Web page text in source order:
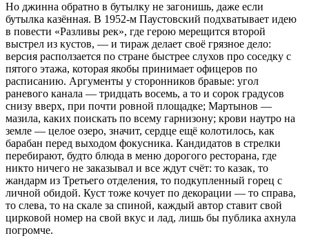
Но джинна обратно в бутылку не загонишь, даже если
бутылка казённая. В 1952-м Паустовский подхватывает идею
в повести «Разливы рек», где герою мерещится второй
выстрел из кустов, — и тираж делает своё грязное дело:
версия расползается по стране быстрее слухов про соседку с
пятого этажа, которая якобы принимает офицеров по
расписанию. Аргументы у сторонников бравые: угол
раневого канала — тридцать восемь, а то и сорок градусов
снизу вверх, при почти ровной площадке; Мартынов —
мазила, каких поискать по всему гарнизону; крови наутро на
земле — целое озеро, значит, сердце ещё колотилось, как
барабан перед выходом фокусника. Кандидатов в стрелки
перебирают, будто блюда в меню дорогого ресторана, где
никто ничего не заказывал и все ждут счёт: то казак, то
жандарм из Третьего отделения, то подкупленный горец с
личной обидой. Куст тоже кочует по декорации — то справа,
то слева, то на скале за спиной, каждый автор ставит свой
цирковой номер на свой вкус и лад, лишь бы публика ахнула
погромче.